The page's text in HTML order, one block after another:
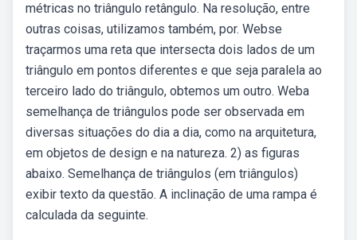
métricas no triângulo retângulo. Na resolução, entre
outras coisas, utilizamos também, por. Webse
traçarmos uma reta que intersecta dois lados de um
triângulo em pontos diferentes e que seja paralela ao
terceiro lado do triângulo, obtemos um outro. Weba
semelhança de triângulos pode ser observada em
diversas situações do dia a dia, como na arquitetura,
em objetos de design e na natureza. 2) as figuras
abaixo. Semelhança de triângulos (em triângulos)
exibir texto da questão. A inclinação de uma rampa é
calculada da seguinte.